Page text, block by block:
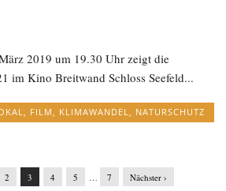
2019 um 19.30 Uhr zeigt die
im Kino Breitwand Schloss Seefeld...
FILM KLIMAWANDEL NATURSCHUTZ
2 3 4 5 … 7 Nächster ›